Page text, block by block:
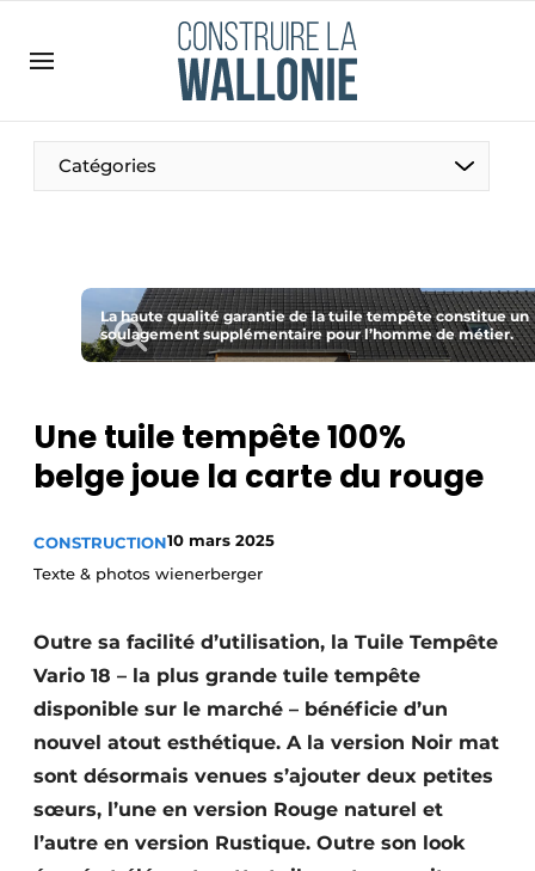
Emploi
Enregistrer une offre d’emploi
Meest gelezen
Newsletter
Privacy / Cookie statement
S’inscrire à l’événement
Catégories
Construction bois
Contrôle d’accès
Éclairage
La haute qualité garantie de la tuile tempête constitue un
soulagement supplémentaire pour l’homme de métier.
Une tuile tempête 100%
belge joue la carte du rouge
CONSTRUCTION10 mars 2025
Texte & photos wienerberger
Outre sa facilité d’utilisation, la Tuile Tempête
Vario 18 – la plus grande tuile tempête
disponible sur le marché – bénéficie d’un
nouvel atout esthétique. A la version Noir mat
sont désormais venues s’ajouter deux petites
sœurs, l’une en version Rouge naturel et
l’autre en version Rustique. Outre son look